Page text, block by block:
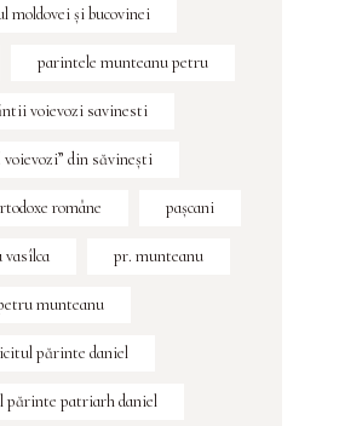
moldovei și bucovinei
parintele munteanu petru
voievozi savinesti
voievozi” din săvinești
române pașcani
pr. munteanu
munteanu
părinte daniel
părinte patriarh daniel